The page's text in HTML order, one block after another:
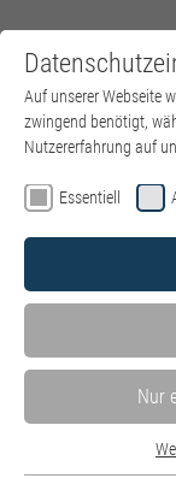
Auf unserer Webseite
zwingend benötigt,
Nutzererfahrung auf
Essentiell
Nur